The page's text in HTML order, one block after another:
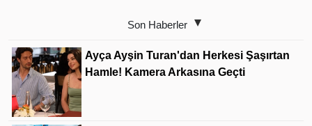
Son Haberler
Ayça Ayşin Turan'dan Herkesi Şaşırtan
Hamle! Kamera Arkasına Geçti